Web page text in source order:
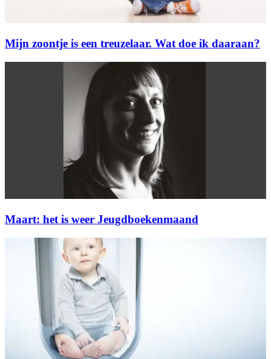
Mijn zoontje is een treuzelaar. Wat doe ik daaraan?
Maart: het is weer Jeugdboekenmaand